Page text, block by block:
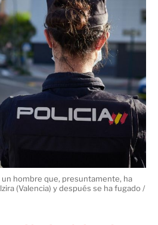
un hombre que, presuntamente, ha
(Valencia) y después se ha fugado /